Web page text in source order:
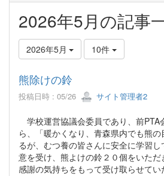
2026年5月の記事
2026年5月 10件
熊除けの鈴
投稿日時 : 05/26 サイト管理者2
学校運営協議会委員であり、前PTA
ら、「暖かくなり、青森県内でも熊
るが、むつ養の皆さんに安全に学習
意を受け、熊よけの鈴２０個をいただ
感謝の気持ちをもって受け取らせてい